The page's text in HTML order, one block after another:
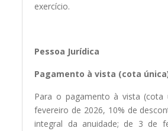
exercício.
Pessoa Jurídica
Pagamento à vista (cota
Para o pagamento à vista (cota
fevereiro de 2026, 10% de
integral da anuidade; de 3 de